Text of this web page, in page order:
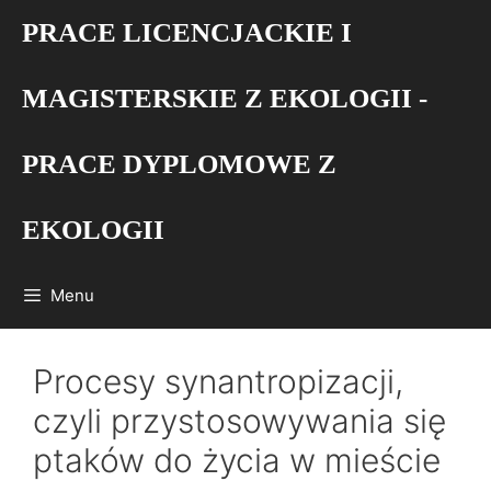
PRACE LICENCJACKIE I
MAGISTERSKIE Z EKOLOGII -
PRACE DYPLOMOWE Z
EKOLOGII
Menu
Procesy synantropizacji,
czyli przystosowywania się
ptaków do życia w mieście